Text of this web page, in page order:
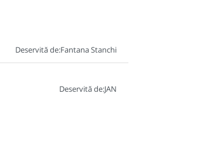
Deservită de:Fantana Stanchi
Deservită de:JAN